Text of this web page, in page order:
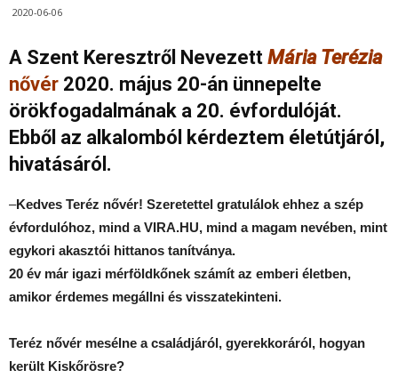
2020-06-06
A Szent Keresztről Nevezett Mária Terézia
nővér 2020. május 20-án ünnepelte
örökfogadalmának a 20. évfordulóját.
Ebből az alkalomból kérdeztem életútjáról,
hivatásáról.
–Kedves Teréz nővér! Szeretettel gratulálok ehhez a szép
évfordulóhoz, mind a VIRA.HU, mind a magam nevében, mint
egykori akasztói hittanos tanítványa.
20 év már igazi mérföldkőnek számít az emberi életben,
amikor érdemes megállni és visszatekinteni.
Teréz nővér mesélne a családjáról, gyerekkoráról, hogyan
került Kiskőrösre?